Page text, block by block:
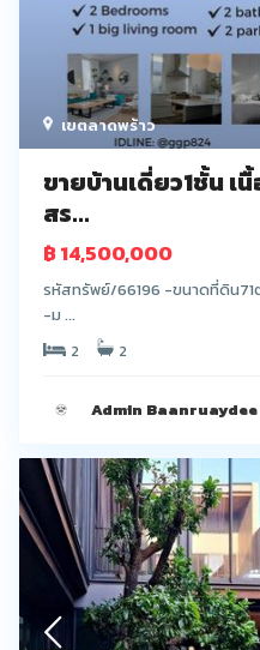
เขตลาดพร้าว
ขายบ้านเดี่ยว1ชั้น เ
สร...
฿ 14,500,000
รหัสทรัพย์/66196 -ขนาดที่ดิน71
-ม ...
2
2
Admin